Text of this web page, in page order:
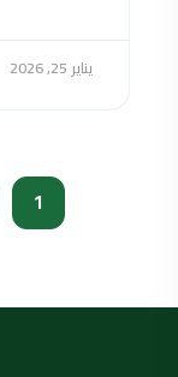
يناير 25, 2026
1